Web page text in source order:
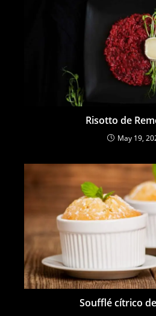
Risotto de
May 19,
Soufflé cítrico